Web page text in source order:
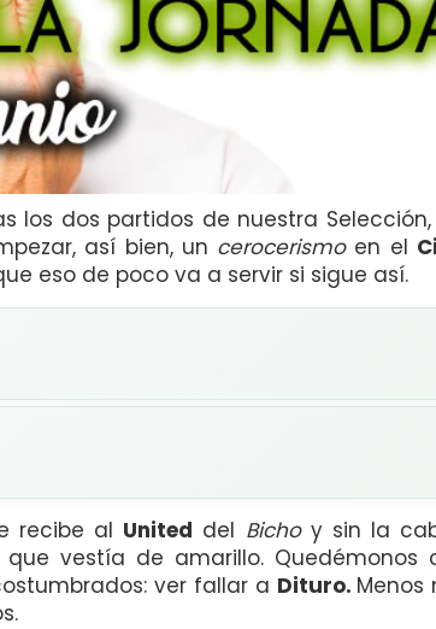
los dos partidos de nuestra
así bien, un cerocerismoen el
eso de poco va a servir si sigue así.
recibe al United del Bichoy sin la
que vestía de amarillo. Quedémonos
ver fallar a Dituro. Menos